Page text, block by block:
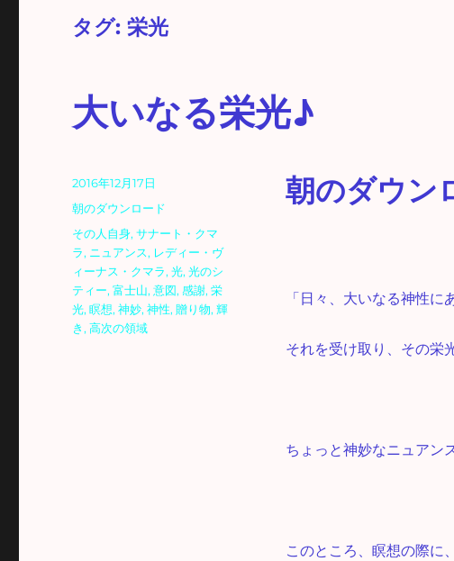
タグ:栄光
大いなる栄光♪
朝のダウン
「日々、大いなる神性
それを受け取り、その栄
ちょっと神妙なニュアン
このところ、瞑想の際に
投
稿
2016年12月17日
カ
テ
ゴ
朝のダウンロード
タ
グ
その人自身,サナート・クマ
ラ, ニュアンス, レディー・ヴ
ィーナス・クマラ,光,光のシ
ティー,富士山,意図,感謝,栄
光,瞑想,神妙,神性,贈り物,輝
き ,高次の領域